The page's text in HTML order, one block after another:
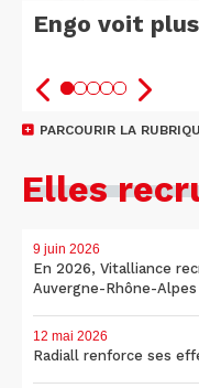
Engo voit
PARCOURIR LA
Elles
9 juin 2026
En 2026, Vitalliance
Auvergne-Rhône-Alpes
12 mai 2026
Radiall renforce ses